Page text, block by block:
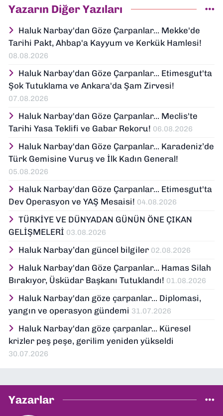
Yazarın Diğer Yazıları
Haluk Narbay'dan Göze Çarpanlar... Mekke'de
Tarihi Pakt, Ahbap'a Kayyum ve Kerkük Hamlesi!
08.08.2026
Haluk Narbay'dan Göze Çarpanlar... Etimesgut'ta
Şok Tutuklama ve Ankara'da Şam Zirvesi!
07.08.2026
Haluk Narbay'dan Göze Çarpanlar... Meclis'te
Tarihi Yasa Teklifi ve Gabar Rekoru! 06.08.2026
Haluk Narbay'dan Göze Çarpanlar... Karadeniz’de
Türk Gemisine Vuruş ve İlk Kadın General!
05.08.2026
Haluk Narbay'dan Göze Çarpanlar... Etimesgut'ta
Dev Operasyon ve YAŞ Mesaisi! 04.08.2026
TÜRKİYE VE DÜNYADAN GÜNÜN ÖNE ÇIKAN
GELİŞMELERİ 03.08.2026
Haluk Narbay’dan güncel bilgiler 02.08.2026
Haluk Narbay'dan Göze Çarpanlar... Hamas Silah
Bırakıyor, Üsküdar Başkanı Tutuklandı! 01.08.2026
Haluk Narbay'dan göze çarpanlar... Diplomasi,
yangın ve operasyon gündemi 31.07.2026
Haluk Narbay'dan göze çarpanlar... Küresel
krizler peş peşe, gerilim yeniden yükseldi
30.07.2026
Yazarlar